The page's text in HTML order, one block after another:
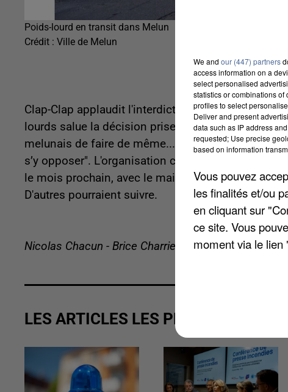
Poids-lourd en transit dans Melun
Crédit : Ville de Melun
Clap-Clap applaudit l'interdiction des gros
lourds salue la décision prise par la Ville. Elle
melunais de faire de même... et aux préfet et
s’y opposer". L'organisation continue donc de
le mois prochain, avec le maire de Dammarie-les-
D'autres pourraient suivre.
Nicolas Chacun - Brice Charrier
LES ARTICLES LES PLUS VUS
We and our (447) partners
access information on a
select personalised
statistics or combinations
profiles to select
Deliver and present
data such as IP address
requested; Use precise
based on information
Vous pouvez
les finalités et/ou
en cliquant sur
ce site. Vous
moment via le lien